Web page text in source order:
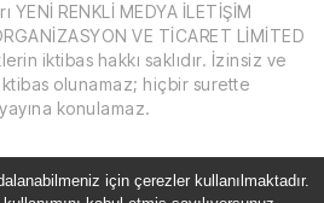
RENKLİ MEDYA İLETİŞİM
VE TİCARET LİMİTED
iktibas hakkı saklıdır. İzinsiz ve
olunamaz; hiçbir surette
konulamaz.
için çerezler kullanılmaktadır.